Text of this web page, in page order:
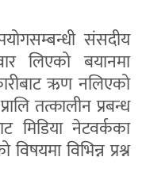
संसदीय
लिएको बयानमा
ऋण नलिएको
तत्कालीन प्रबन्ध
मिडिया नेटवर्कका
विभिन्न प्रश्न